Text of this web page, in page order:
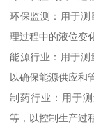
环保监测：用于测
理过程中的液位变
能源行业：用于测
以确保能源供应和
制药行业：用于
等，以控制生产过